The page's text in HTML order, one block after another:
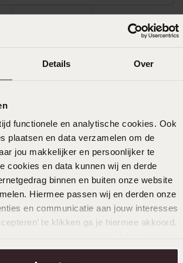
Details Over
functionele en analytische cookies. Ook
plaatsen en data verzamelen om de
jou makkelijker en persoonlijker te
cookies en data kunnen wij en derde
binnen en buiten onze website
Hiermee passen wij en derden onze
en communicatie aan jouw interesses
te klikken ga je hiermee akkoord.
.
Uitverkocht
jou